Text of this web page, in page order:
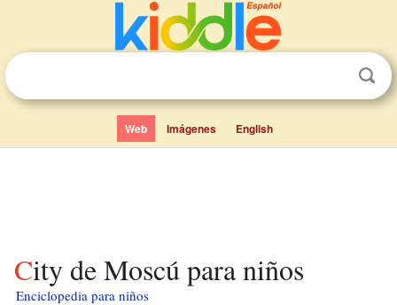
Web Imágenes English
City de Moscú para niños
Enciclopedia para niños